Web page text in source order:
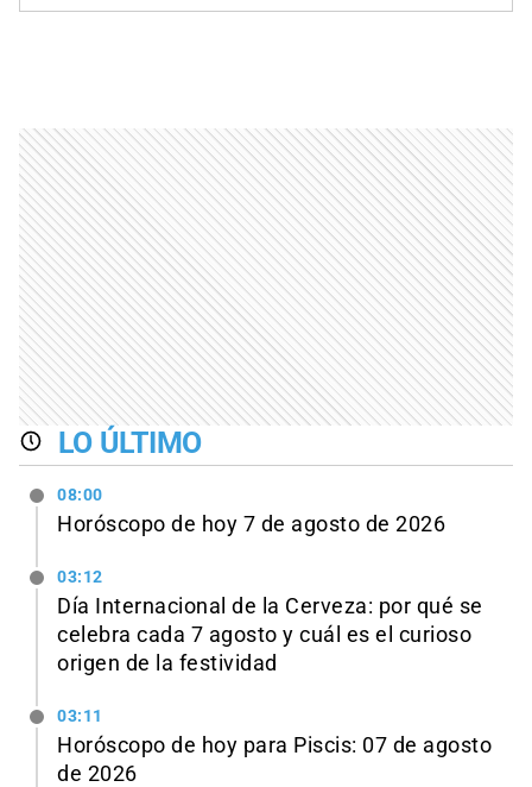
LO ÚLTIMO
08:00
Horóscopo de hoy 7 de agosto de 2026
03:12
Día Internacional de la Cerveza: por qué se
celebra cada 7 agosto y cuál es el curioso
origen de la festividad
03:11
Horóscopo de hoy para Piscis: 07 de agosto
de 2026